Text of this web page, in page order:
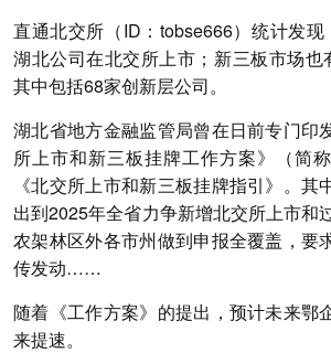
直通北交所（ID：tobse666）统计发
湖北公司在北交所上市；新三板市场也
其中包括68家创新层公司。
湖北省地方金融监管局曾在日前专门印
所上市和新三板挂牌工作方案》（简
《北交所上市和新三板挂牌指引》。其
出到2025年全省力争新增北交所上市和
农架林区外各市州做到申报全覆盖 ，要
传发动……
随着《工作方案》的提出，预计未来鄂
来提速。